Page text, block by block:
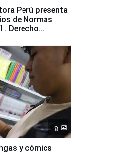
Perú presenta
de Normas
. Derecho
8
y cómics